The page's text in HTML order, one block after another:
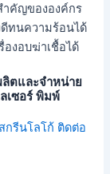
คัญขององค์กร
ทนความร้อนได้
องอบฆ่าเชื้อได้
ลิตและจำหน่าย
เซอร์ พิมพ์